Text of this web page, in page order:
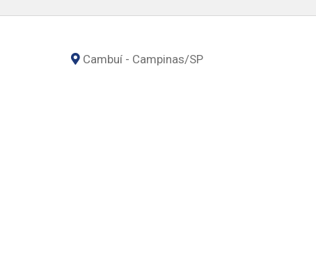
Cambuí - Campinas/SP